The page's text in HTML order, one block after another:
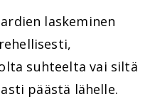
laskeminen
suhteelta vai siltä
päästä lähelle.